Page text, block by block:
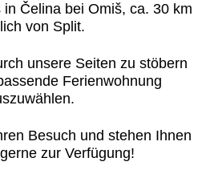
Čelina bei Omiš, ca. 30 km
von Split.
unsere Seiten zu stöbern
Ferienwohnung
Besuch und stehen Ihnen
zur Verfügung!